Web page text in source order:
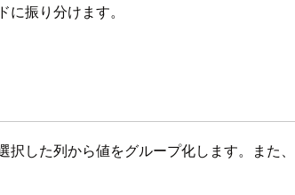
振り分けます。
した列から値をグループ化します。また